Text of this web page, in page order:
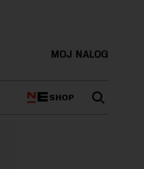
MOJ NALOG
SHOP